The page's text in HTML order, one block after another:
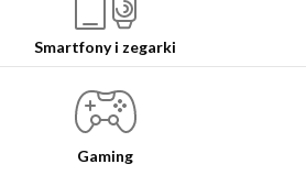
Smartfony i zegarki
Gaming